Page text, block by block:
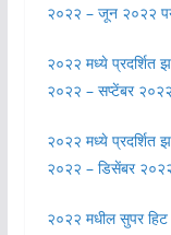
२०२२ – जून २०२२
२०२२ मध्ये प्रदर्शित
२०२२ – सप्टेंबर २०२२
२०२२ मध्ये प्रदर्शित
२०२२ – डिसेंबर २०२२
२०२२ मधील सुपर हिट